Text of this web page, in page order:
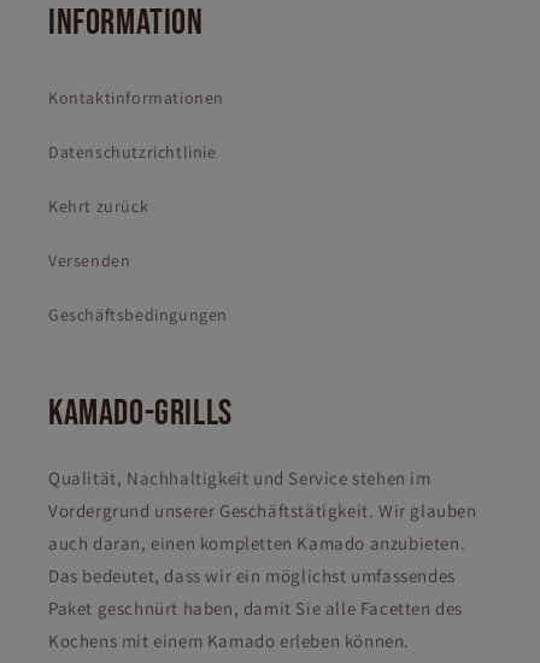
INFORMATION
Kontaktinformationen
Datenschutzrichtlinie
Kehrt zurück
Versenden
Geschäftsbedingungen
KAMADO-GRILLS
Qualität, Nachhaltigkeit und Service stehen im
Vordergrund unserer Geschäftstätigkeit. Wir glauben
auch daran, einen kompletten Kamado anzubieten.
Das bedeutet, dass wir ein möglichst umfassendes
Paket geschnürt haben, damit Sie alle Facetten des
Kochens mit einem Kamado erleben können.